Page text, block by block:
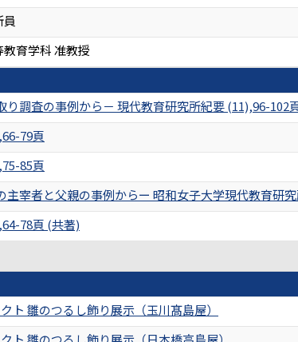
育学科 准教授
調査の事例から－ 現代教育研究所紀要 (11),96-102
79頁
85頁
宰者と父親の事例からー 昭和女子大学現代教育研
78頁 (共著)
ト 雛のつるし飾り展示（玉川髙島屋）